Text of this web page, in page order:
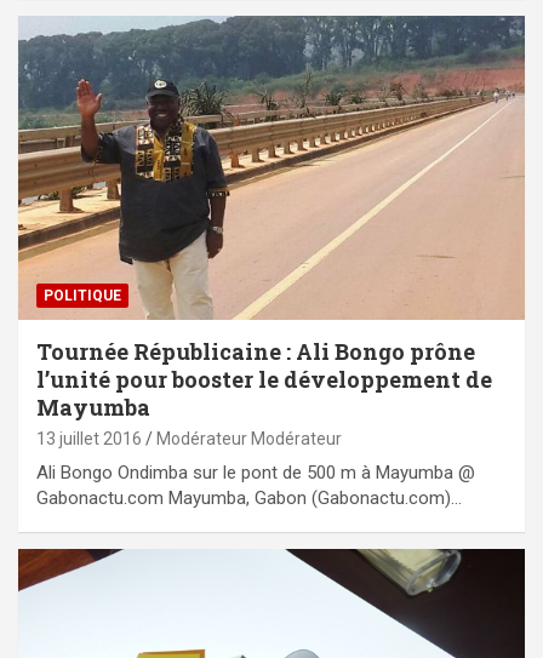
POLITIQUE
Tournée Républicaine : Ali Bongo prône
l’unité pour booster le développement de
Mayumba
13 juillet 2016 Modérateur Modérateur
Ali Bongo Ondimba sur le pont de 500 m à Mayumba @
Gabonactu.com Mayumba, Gabon (Gabonactu.com)…